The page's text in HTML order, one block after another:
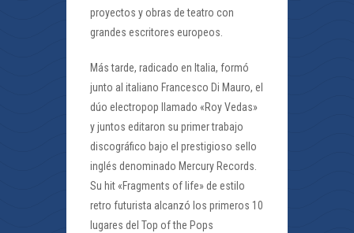
proyectos y obras de teatro con
grandes escritores europeos.
Más tarde, radicado en Italia, formó
junto al italiano Francesco Di Mauro, el
dúo electropop llamado «Roy Vedas»
y juntos editaron su primer trabajo
discográfico bajo el prestigioso sello
inglés denominado Mercury Records.
Su hit «Fragments of life» de estilo
retro futurista alcanzó los primeros 10
lugares del Top of the Pops